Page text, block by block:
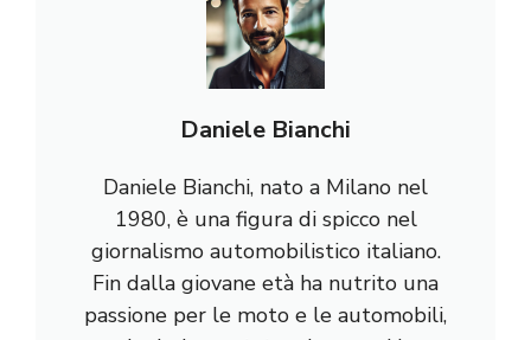
Daniele Bianchi
Daniele Bianchi, nato a Milano nel
1980, è una figura di spicco nel
giornalismo automobilistico italiano.
Fin dalla giovane età ha nutrito una
passione per le moto e le automobili,